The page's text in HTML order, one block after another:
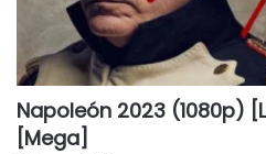
Napoleón 2023 (1080p)
[Mega]